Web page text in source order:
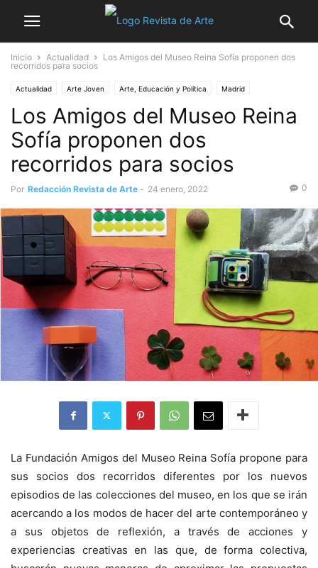
Inicio Actualidad
Los Amigos del Museo Reina Sofía proponen dos
recorridos para socios
Actualidad Arte Joven Arte, Educación y Política Madrid
Noticia destacada
Los Amigos del Museo Reina
Sofía proponen dos
recorridos para socios
Por Redacción Revista de Arte - 24 enero, 2022 0
La Fundación Amigos del Museo Reina Sofía propone para
sus socios dos recorridos diferentes por los nuevos
episodios de las colecciones del museo, en los que se irán
acercando a los modos de hacer del arte contemporáneo y
a sus objetos de reflexión, a través de acciones y
experiencias creativas en las que, de forma colectiva,